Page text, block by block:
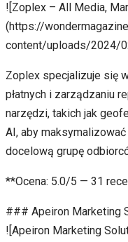
![Zoplex – All Media,
(https://
content/uploads/2024/
Zoplex specjalizuje się
płatnych i zarządzaniu
narzędzi, takich jak
AI, aby
docelową grupę
**Ocena: 5.0/5 — 31
### Apeiron Marketing
![Apeiron Marketing